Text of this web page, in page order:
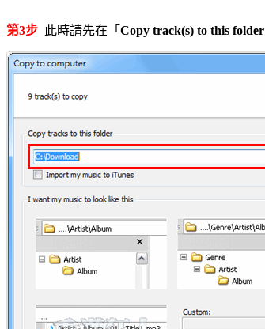
第3步 此時請先在「 Copy track(s) to this folder